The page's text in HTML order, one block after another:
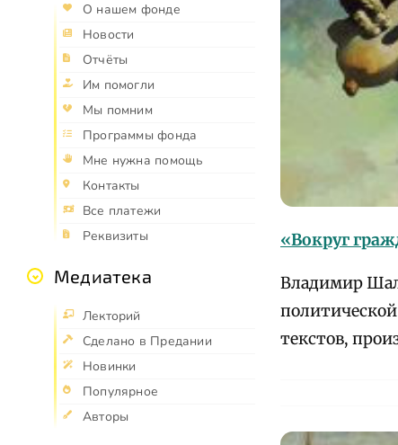
О нашем фонде
Новости
Отчёты
Им помогли
Мы помним
Программы фонда
Мне нужна помощь
Контакты
Все платежи
Реквизиты
Медиатека
Лекторий
Сделано в Предании
Новинки
Популярное
Авторы
«Вокруг
Владимир
текстов,